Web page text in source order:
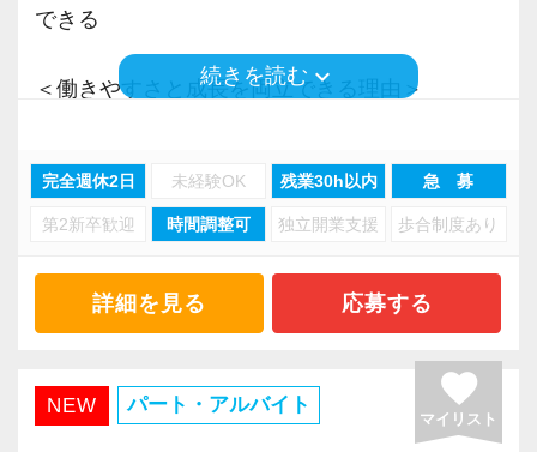
Q. 職場の雰囲気は？
A. 上司や先輩に相談しやすく、風通しの良い職
場だと感じています。
・税務経験を活かして成長したい方
・キャリアアップ志向のある方
・顧客対応や提案業務に挑戦したい方
・資産税など専門性を高めたい方
・将来的にマネジメントに関わりたい方
＜まずはカジュアル面談へ＞
できる
＜働きやすさと成長を両立できる理由＞
・分業体制で業務負担を軽減
・顧客対応や提案業務に集中可能
・資産税や相続など専門性の高い案件あり
・経験値が自然と積み上がる環境
・有給取得率90％以上
続きを読むkeyboard_arrow_down
完全週休2日 未経験OK 残業30h以内 急 募
第2新卒歓迎 時間調整可 独立開業支援 歩合制度あり
詳細を見る 応募する
NEW パート・アルバイト favorite
マイリスト